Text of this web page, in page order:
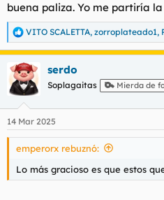
buena paliza. Yo me partiría
R
e
a
c
c
i
e
s
VITO SCALETTA, zorroplateado1,
serdo
Soplagaitas Mierda de
14 Mar 2025
emperorx rebuznó:
Lo más gracioso es que estos